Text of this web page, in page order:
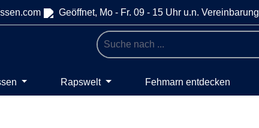
Geöffnet, Mo - Fr. 09 - 15 Uhr u.n. Vereinbarung
Rapswelt Fehmarn entdecken